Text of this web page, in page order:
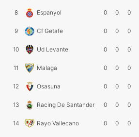
8 Espanyol 0 0 0
9 Cf Getafe 0 0 0
10 Ud Levante 0 0 0
11 Malaga 0 0 0
12 Osasuna 0 0 0
13 Racing De Santander 0 0 0
14 Rayo Vallecano 0 0 0